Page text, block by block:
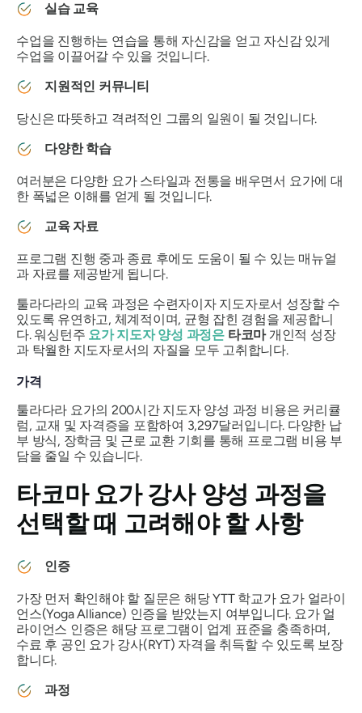
실습 교육
수업을 진행하는 연습을 통해 자신감을 얻고 자신감 있게
수업을 이끌어갈 수 있을 것입니다.
지원적인 커뮤니티
당신은 따뜻하고 격려적인 그룹의 일원이 될 것입니다.
다양한 학습
여러분은 다양한 요가 스타일과 전통을 배우면서 요가에 대
한 폭넓은 이해를 얻게 될 것입니다.
교육 자료
프로그램 진행 중과 종료 후에도 도움이 될 수 있는 매뉴얼
과 자료를 제공받게 됩니다.
툴라다라의 교육 과정은 수련자이자 지도자로서 성장할 수
있도록 유연하고, 체계적이며, 균형 잡힌 경험을 제공합니
다. 워싱턴주 요가 지도자 양성 과정은타코마개인적 성장
과 탁월한 지도자로서의 자질을 모두 고취합니다.
가격
툴라다라 요가의 200시간 지도자 양성 과정 비용은 커리큘
럼, 교재 및 자격증을 포함하여 3,297달러입니다. 다양한 납
부 방식, 장학금 및 근로 교환 기회를 통해 프로그램 비용 부
담을 줄일 수 있습니다.
타코마 요가 강사 양성 과정을
선택할 때 고려해야 할 사항
인증
가장 먼저 확인해야 할 질문은 해당 YTT 학교가 요가 얼라이
언스(Yoga Alliance) 인증을 받았는지 여부입니다. 요가 얼
라이언스 인증은 해당 프로그램이 업계 표준을 충족하며,
수료 후 공인 요가 강사(RYT) 자격을 취득할 수 있도록 보장
합니다.
과정